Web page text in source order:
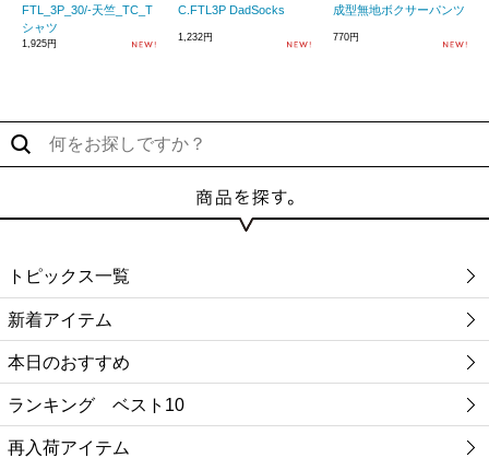
FTL_3P_30/-天竺_TC_T
シャツ
1,925円
C.FTL3P DadSocks
1,232円
成型無地ボクサーパンツ
770円
トピックス一覧
新着アイテム
本日のおすすめ
ランキング ベスト10
再入荷アイテム